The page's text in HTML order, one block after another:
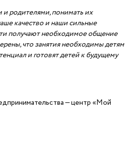
и родителями, понимать их
качество и наши сильные
получают необходимое общение
что занятия необходимы детям
и готовят детей к будущему
— центр «Мой